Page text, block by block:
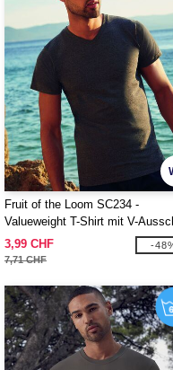
Fruit of the Loom SC234 -
Valueweight T-Shirt mit V-
für Herren
3,99 CHF
7,71 CHF
-